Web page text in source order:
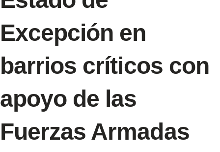
Excepción en
barrios críticos con
apoyo de las
Fuerzas Armadas